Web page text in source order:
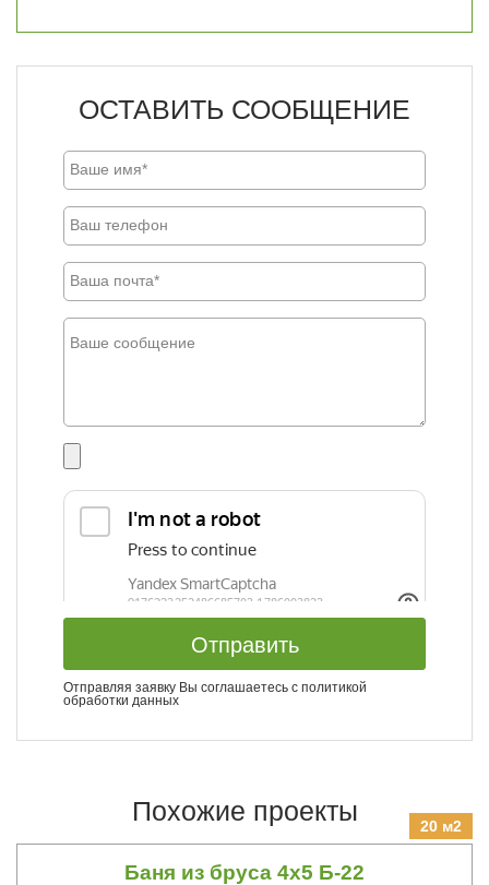
ОСТАВИТЬ СООБЩЕНИЕ
Отправить
Отправляя заявку Вы соглашаетесь с политикой
обработки данных
Похожие проекты 20 м2
Баня из бруса 4х5 Б-22